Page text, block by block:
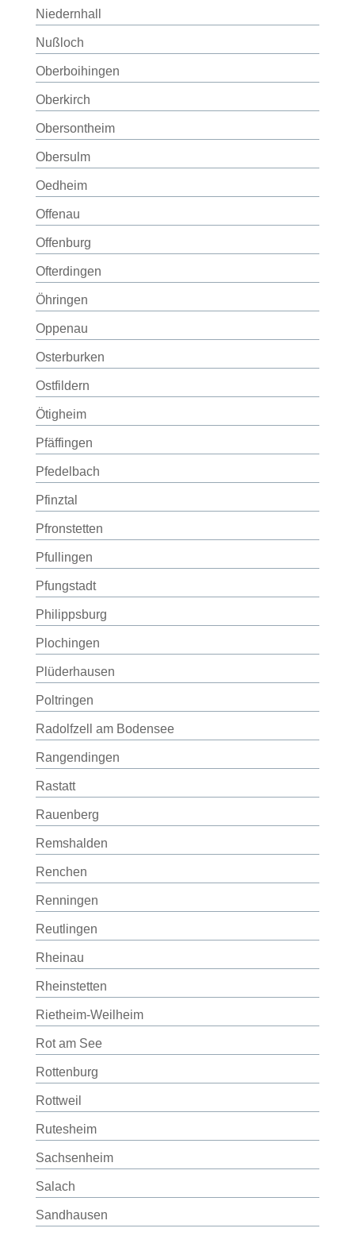
Niedernhall
Nußloch
Oberboihingen
Oberkirch
Obersontheim
Obersulm
Oedheim
Offenau
Offenburg
Ofterdingen
Öhringen
Oppenau
Osterburken
Ostfildern
Ötigheim
Pfäffingen
Pfedelbach
Pfinztal
Pfronstetten
Pfullingen
Pfungstadt
Philippsburg
Plochingen
Plüderhausen
Poltringen
Radolfzell am Bodensee
Rangendingen
Rastatt
Rauenberg
Remshalden
Renchen
Renningen
Reutlingen
Rheinau
Rheinstetten
Rietheim-Weilheim
Rot am See
Rottenburg
Rottweil
Rutesheim
Sachsenheim
Salach
Sandhausen